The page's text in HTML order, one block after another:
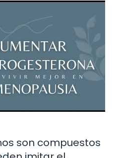
son compuestos